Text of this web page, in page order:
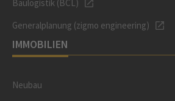
Baulogistik (BCL)
Generalplanung (zigmo engineering)
IMMOBILIEN
Neubau